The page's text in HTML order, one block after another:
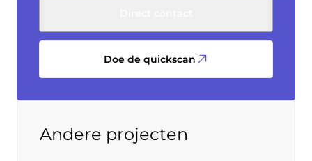
Doe de quickscan
Andere projecten